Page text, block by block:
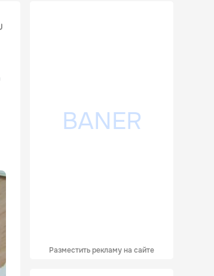
Разместить рекламу на сайте